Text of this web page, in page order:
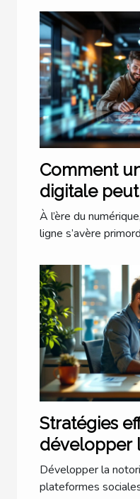
Comment
digitale
votre
À l’ère du
ligne s’avère
Stratégies
développer
marque via
sociales
Développer la
plateformes